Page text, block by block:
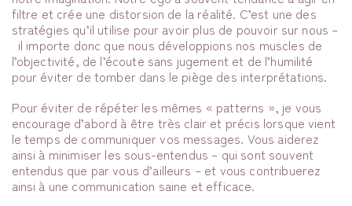
filtre et crée une distorsion de la réalité. C’est une des
stratégies qu’il utilise pour avoir plus de pouvoir sur nous –
il importe donc que nous développions nos muscles de
l’objectivité, de l’écoute sans jugement et de l’humilité
pour éviter de tomber dans le piège des interprétations.
Pour éviter de répéter les mêmes « patterns », je vous
encourage d’abord à être très clair et précis lorsque vient
le temps de communiquer vos messages. Vous aiderez
ainsi à minimiser les sous-entendus – qui sont souvent
entendus que par vous d’ailleurs – et vous contribuerez
ainsi à une communication saine et efficace.